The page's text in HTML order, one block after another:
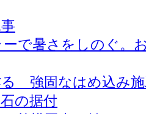
で暑さをしのぐ。
る 強固なはめ込み
の据付